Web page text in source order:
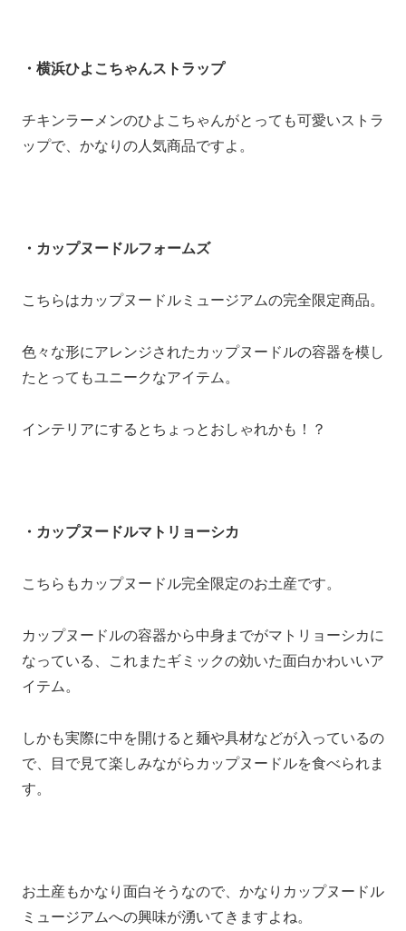
・横浜ひよこちゃんストラップ
チキンラーメンのひよこちゃんがとっても可愛いストラ
ップで、かなりの人気商品ですよ。
・カップヌードルフォームズ
こちらはカップヌードルミュージアムの完全限定商品。
色々な形にアレンジされたカップヌードルの容器を模し
たとってもユニークなアイテム。
インテリアにするとちょっとおしゃれかも！？
・カップヌードルマトリョーシカ
こちらもカップヌードル完全限定のお土産です。
カップヌードルの容器から中身までがマトリョーシカに
なっている、これまたギミックの効いた面白かわいいア
イテム。
しかも実際に中を開けると麺や具材などが入っているの
で、目で見て楽しみながらカップヌードルを食べられま
す。
お土産もかなり面白そうなので、かなりカップヌードル
ミュージアムへの興味が湧いてきますよね。